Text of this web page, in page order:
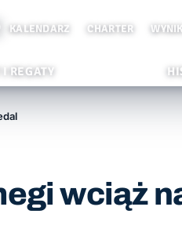
KALENDARZ CHARTER
I REGATY
wciąż